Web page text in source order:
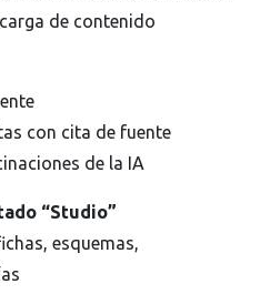
de contenido
con cita de fuente
de la IA
“Studio”
esquemas,